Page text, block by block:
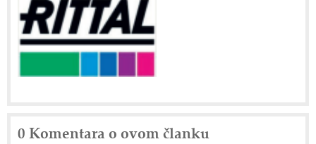
0 Komentara o ovom članku